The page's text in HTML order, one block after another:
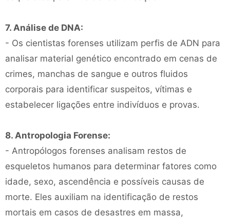
7. Análise de DNA:
- Os cientistas forenses utilizam perfis de ADN para
analisar material genético encontrado em cenas de
crimes, manchas de sangue e outros fluidos
corporais para identificar suspeitos, vítimas e
estabelecer ligações entre indivíduos e provas.
8. Antropologia Forense:
- Antropólogos forenses analisam restos de
esqueletos humanos para determinar fatores como
idade, sexo, ascendência e possíveis causas de
morte. Eles auxiliam na identificação de restos
mortais em casos de desastres em massa,